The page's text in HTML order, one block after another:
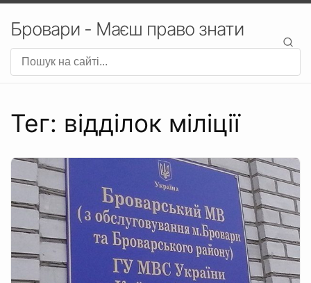
Бровари - Маєш право знати
Тег: відділок міліції